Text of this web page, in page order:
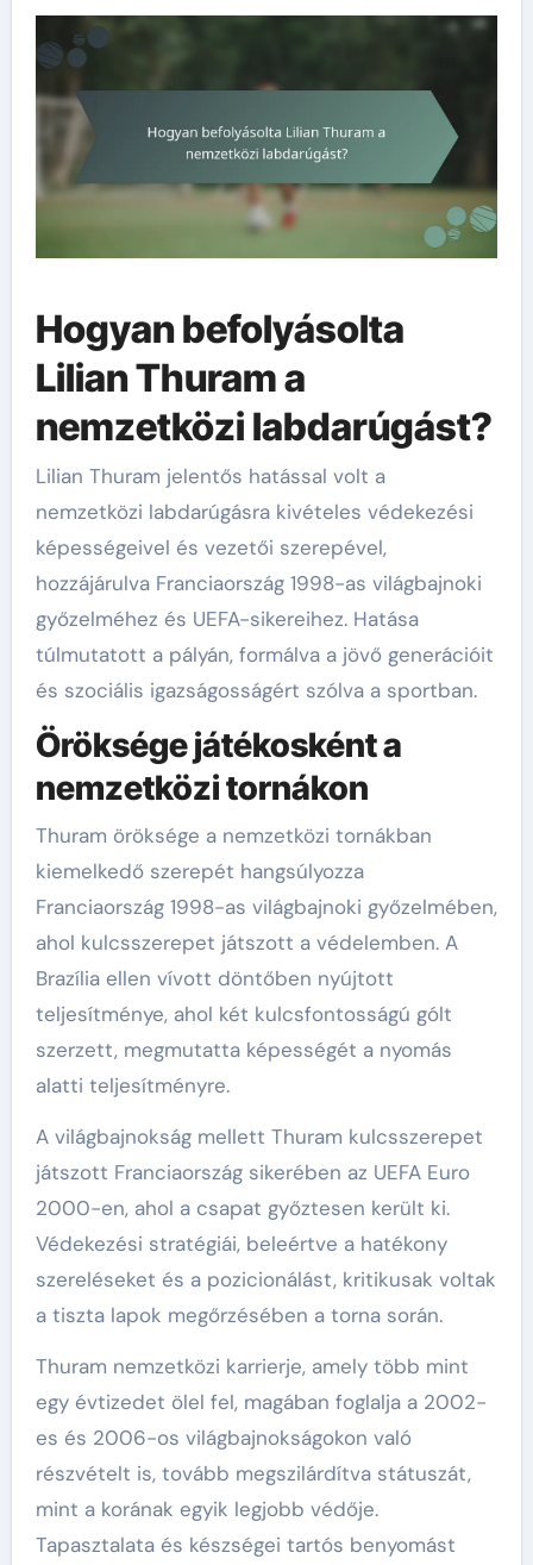
Hogyan befolyásolta
Lilian Thuram a
nemzetközi labdarúgást?
Lilian Thuram jelentős hatással volt a
nemzetközi labdarúgásra kivételes védekezési
képességeivel és vezetői szerepével,
hozzájárulva Franciaország 1998-as világbajnoki
győzelméhez és UEFA-sikereihez. Hatása
túlmutatott a pályán, formálva a jövő generációit
és szociális igazságosságért szólva a sportban.
Öröksége játékosként a
nemzetközi tornákon
Thuram öröksége a nemzetközi tornákban
kiemelkedő szerepét hangsúlyozza
Franciaország 1998-as világbajnoki győzelmében,
ahol kulcsszerepet játszott a védelemben. A
Brazília ellen vívott döntőben nyújtott
teljesítménye, ahol két kulcsfontosságú gólt
szerzett, megmutatta képességét a nyomás
alatti teljesítményre.
A világbajnokság mellett Thuram kulcsszerepet
játszott Franciaország sikerében az UEFA Euro
2000-en, ahol a csapat győztesen került ki.
Védekezési stratégiái, beleértve a hatékony
szereléseket és a pozicionálást, kritikusak voltak
a tiszta lapok megőrzésében a torna során.
Thuram nemzetközi karrierje, amely több mint
egy évtizedet ölel fel, magában foglalja a 2002-
es és 2006-os világbajnokságokon való
részvételt is, tovább megszilárdítva státuszát,
mint a korának egyik legjobb védője.
Tapasztalata és készségei tartós benyomást